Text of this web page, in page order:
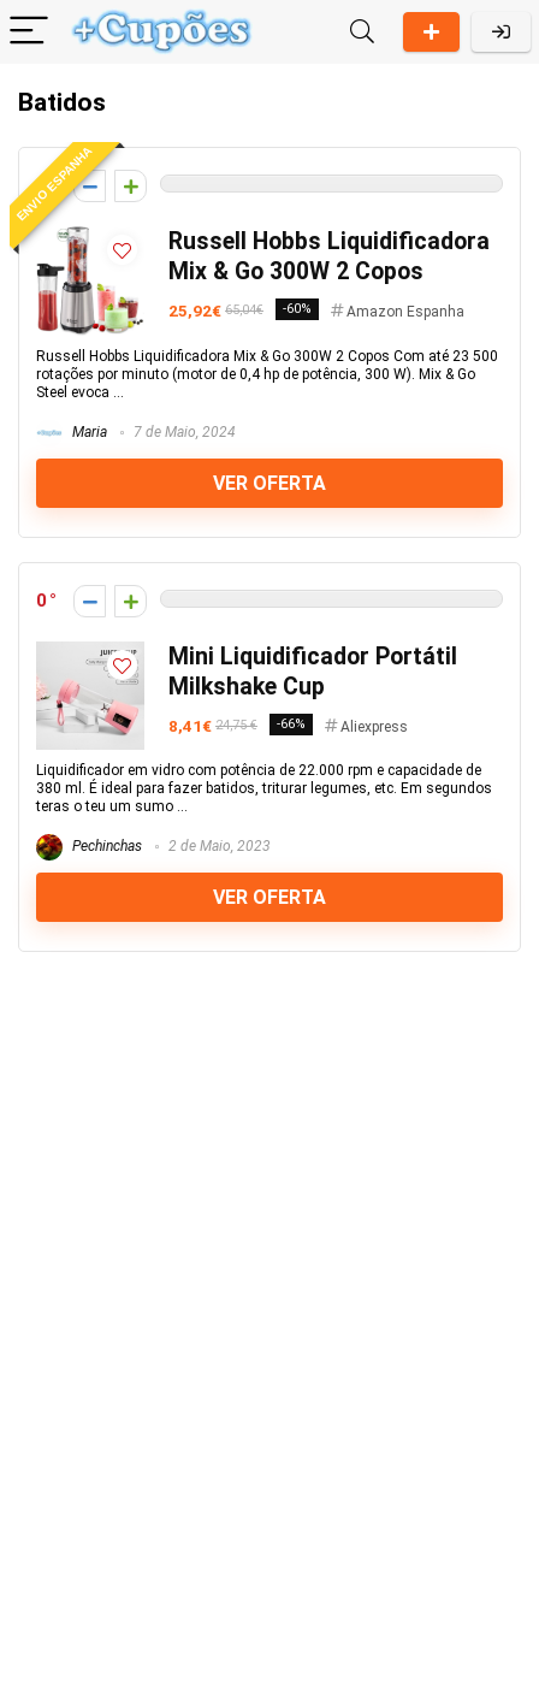
Batidos
ENVIO ESPANHA
0
Russell Hobbs Liquidificadora
Mix & Go 300W 2 Copos
25,92€ 65,04€ -60% Amazon Espanha
Russell Hobbs Liquidificadora Mix & Go 300W 2 Copos Com até 23 500
rotações por minuto (motor de 0,4 hp de potência, 300 W). Mix & Go
Steel evoca ...
Maria 7 de Maio, 2024
VER OFERTA
0
Mini Liquidificador Portátil
Milkshake Cup
8,41€ 24,75 € -66% Aliexpress
Liquidificador em vidro com potência de 22.000 rpm e capacidade de
380 ml. É ideal para fazer batidos, triturar legumes, etc. Em segundos
teras o teu um sumo ...
Pechinchas 2 de Maio, 2023
VER OFERTA